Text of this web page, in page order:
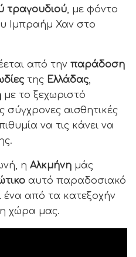
τραγουδιού, με φόντο
Ιμπραήμ Χαν στο
από την παράδοση
της Ελλάδας,
με το ξεχωριστό
σύγχρονες αισθητικές
να τις κάνει να
η Αλκμήνη μάς
αυτό παραδοσιακό
ένα από τα κατεξοχήν
χώρα μας.